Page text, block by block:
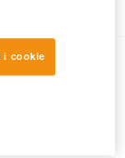
60 litri
i cookie